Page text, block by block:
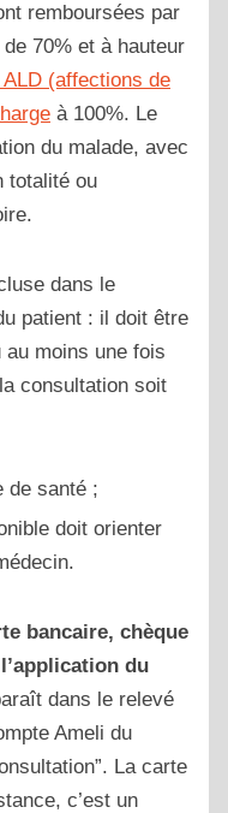
remboursées par
70% et à hauteur
ALD (affections de
à 100%. Le
du malade, avec
totalité ou
dans le
patient : il doit être
au moins une fois
consultation soit
de santé ;
doit orienter
bancaire, chèque
du
dans le relevé
Ameli du
La carte
c’est un